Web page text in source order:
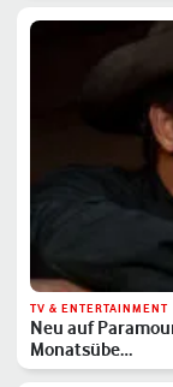
TV & ENTERTAINMENT
Neu auf
Monatsübe…